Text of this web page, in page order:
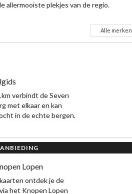
allermooiste plekjes van de regio.
Alle merken
verbindt de Seven
met elkaar en kan
in de echte bergen.
Lopen
ontdek je de
het Knopen Lopen